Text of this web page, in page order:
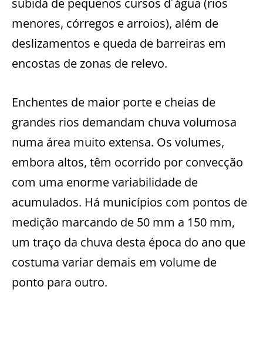
menores, córregos e arroios), além de
deslizamentos e queda de barreiras em
encostas de zonas de relevo.
Enchentes de maior porte e cheias de
grandes rios demandam chuva volumosa
numa área muito extensa. Os volumes,
embora altos, têm ocorrido por convecção
com uma enorme variabilidade de
acumulados. Há municípios com pontos de
medição marcando de 50 mm a 150 mm,
um traço da chuva desta época do ano que
costuma variar demais em volume de
ponto para outro.